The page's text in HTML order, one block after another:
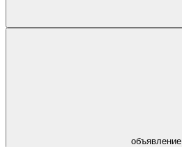
объявление